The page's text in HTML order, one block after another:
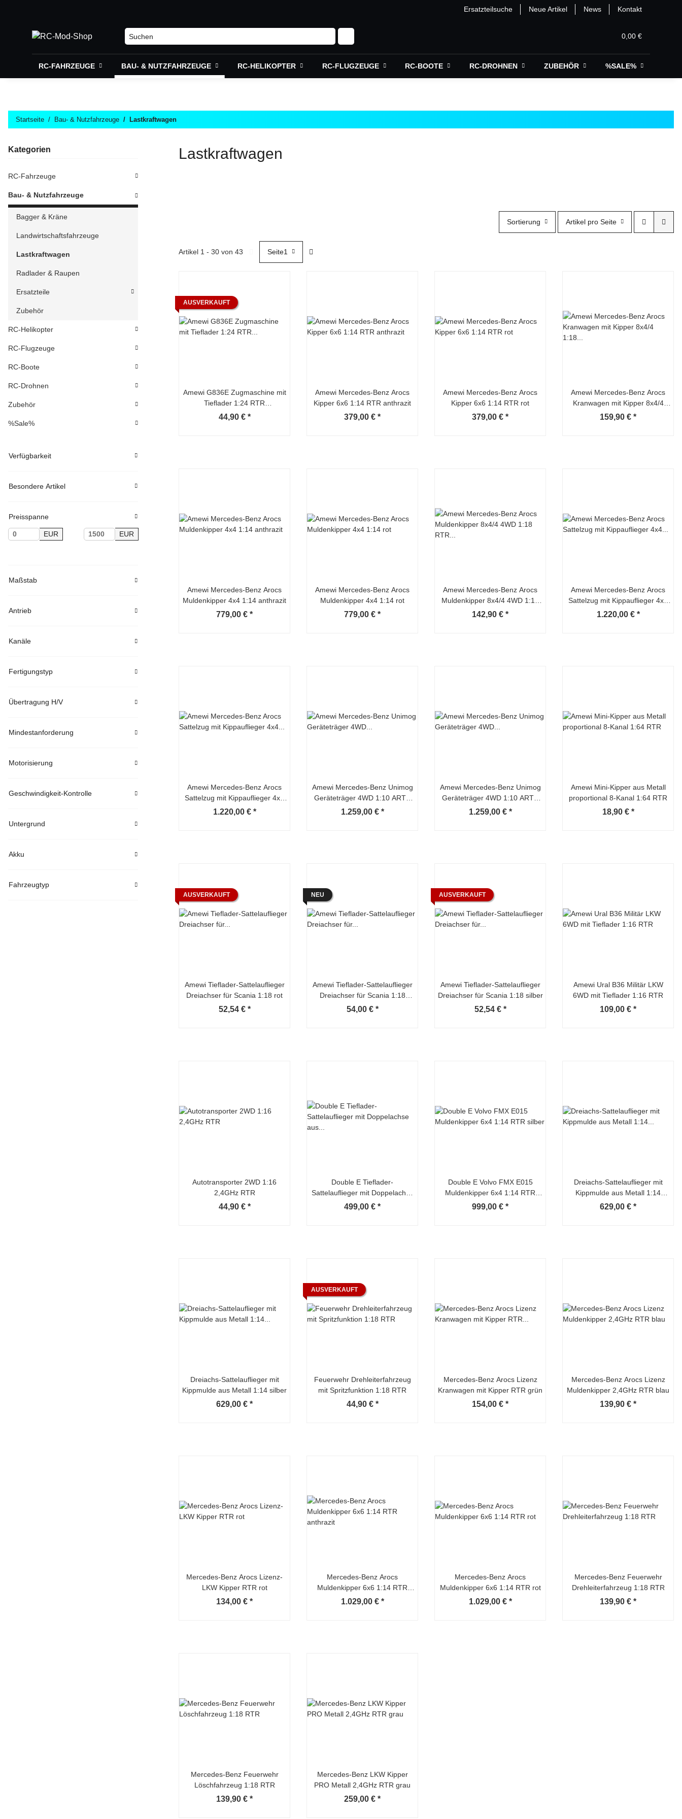
Ersatzteilsuche Neue Artikel News Kontakt
0,00 €
RC-FAHRZEUGE BAU- & NUTZFAHRZEUGE RC-HELIKOPTER RC-FLUGZEUGE RC-BOOTE RC-DROHNEN ZUBEHÖR %SALE%
Startseite Bau- & Nutzfahrzeuge Lastkraftwagen
Lastkraftwagen
Sortierung Artikel pro Seite
Artikel 1 - 30 von 43 Seite1
AUSVERKAUFT
Amewi G836E Zugmaschine mit
Tieflader 1:24 RTR
silber/schwarz
44,90 € *
Amewi Mercedes-Benz Arocs
Kipper 6x6 1:14 RTR anthrazit
379,00 € *
Amewi Mercedes-Benz Arocs
Kipper 6x6 1:14 RTR rot
379,00 € *
Amewi Mercedes-Benz Arocs
Kranwagen mit Kipper 8x4/4
1:18 RTR
159,90 € *
Amewi Mercedes-Benz Arocs
Muldenkipper 4x4 1:14 anthrazit
779,00 € *
Amewi Mercedes-Benz Arocs
Muldenkipper 4x4 1:14 rot
779,00 € *
Amewi Mercedes-Benz Arocs
Muldenkipper 8x4/4 4WD 1:18
RTR rot
142,90 € *
Amewi Mercedes-Benz Arocs
Sattelzug mit Kippauflieger 4x4
1:14 RTR grau
1.220,00 € *
Amewi Mercedes-Benz Arocs
Sattelzug mit Kippauflieger 4x4
1:14 RTR rot
1.220,00 € *
Amewi Mercedes-Benz Unimog
Geräteträger 4WD 1:10 ARTR
anthrazit
1.259,00 € *
Amewi Mercedes-Benz Unimog
Geräteträger 4WD 1:10 ARTR
orange
1.259,00 € *
Amewi Mini-Kipper aus Metall
proportional 8-Kanal 1:64 RTR
18,90 € *
AUSVERKAUFT
Amewi Tieflader-Sattelauflieger
Dreiachser für Scania 1:18 rot
52,54 € *
NEU
Amewi Tieflader-Sattelauflieger
Dreiachser für Scania 1:18
schwarz
54,00 € *
AUSVERKAUFT
Amewi Tieflader-Sattelauflieger
Dreiachser für Scania 1:18 silber
52,54 € *
Amewi Ural B36 Militär LKW
6WD mit Tieflader 1:16 RTR
109,00 € *
Autotransporter 2WD 1:16
2,4GHz RTR
44,90 € *
Double E Tieflader-
Sattelauflieger mit Doppelachse
aus Aluminium 1:14 Bausatz
499,00 € *
Double E Volvo FMX E015
Muldenkipper 6x4 1:14 RTR
silber
999,00 € *
Dreiachs-Sattelauflieger mit
Kippmulde aus Metall 1:14
schwarz
629,00 € *
Dreiachs-Sattelauflieger mit
Kippmulde aus Metall 1:14 silber
629,00 € *
AUSVERKAUFT
Feuerwehr Drehleiterfahrzeug
mit Spritzfunktion 1:18 RTR
44,90 € *
Mercedes-Benz Arocs Lizenz
Kranwagen mit Kipper RTR grün
154,00 € *
Mercedes-Benz Arocs Lizenz
Muldenkipper 2,4GHz RTR blau
139,90 € *
Mercedes-Benz Arocs Lizenz-
LKW Kipper RTR rot
134,00 € *
Mercedes-Benz Arocs
Muldenkipper 6x6 1:14 RTR
anthrazit
1.029,00 € *
Mercedes-Benz Arocs
Muldenkipper 6x6 1:14 RTR rot
1.029,00 € *
Mercedes-Benz Feuerwehr
Drehleiterfahrzeug 1:18 RTR
139,90 € *
Mercedes-Benz Feuerwehr
Löschfahrzeug 1:18 RTR
139,90 € *
Mercedes-Benz LKW Kipper
PRO Metall 2,4GHz RTR grau
259,00 € *
Kategorien
RC-Fahrzeuge
Bau- & Nutzfahrzeuge
Bagger & Kräne
Landwirtschaftsfahrzeuge
Lastkraftwagen
Radlader & Raupen
Ersatzteile
Zubehör
RC-Helikopter
RC-Flugzeuge
RC-Boote
RC-Drohnen
Zubehör
%Sale%
Verfügbarkeit
Besondere Artikel
Preisspanne
EUR EUR
Maßstab
Antrieb
Kanäle
Fertigungstyp
Übertragung H/V
Mindestanforderung
Motorisierung
Geschwindigkeit-Kontrolle
Untergrund
Akku
Fahrzeugtyp